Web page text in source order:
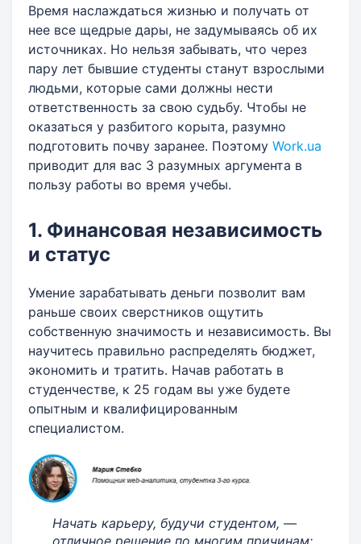
Время наслаждаться жизнью и получать от
нее все щедрые дары, не задумываясь об их
источниках. Но нельзя забывать, что через
пару лет бывшие студенты станут взрослыми
людьми, которые сами должны нести
ответственность за свою судьбу. Чтобы не
оказаться у разбитого корыта, разумно
подготовить почву заранее. Поэтому Work.ua
приводит для вас 3 разумных аргумента в
пользу работы во время учебы.
1. Финансовая независимость
и статус
Умение зарабатывать деньги позволит вам
раньше своих сверстников ощутить
собственную значимость и независимость. Вы
научитесь правильно распределять бюджет,
экономить и тратить. Начав работать в
студенчестве, к 25 годам вы уже будете
опытным и квалифицированным
специалистом.
Начать карьеру, будучи студентом, —
отличное решение по многим причинам: